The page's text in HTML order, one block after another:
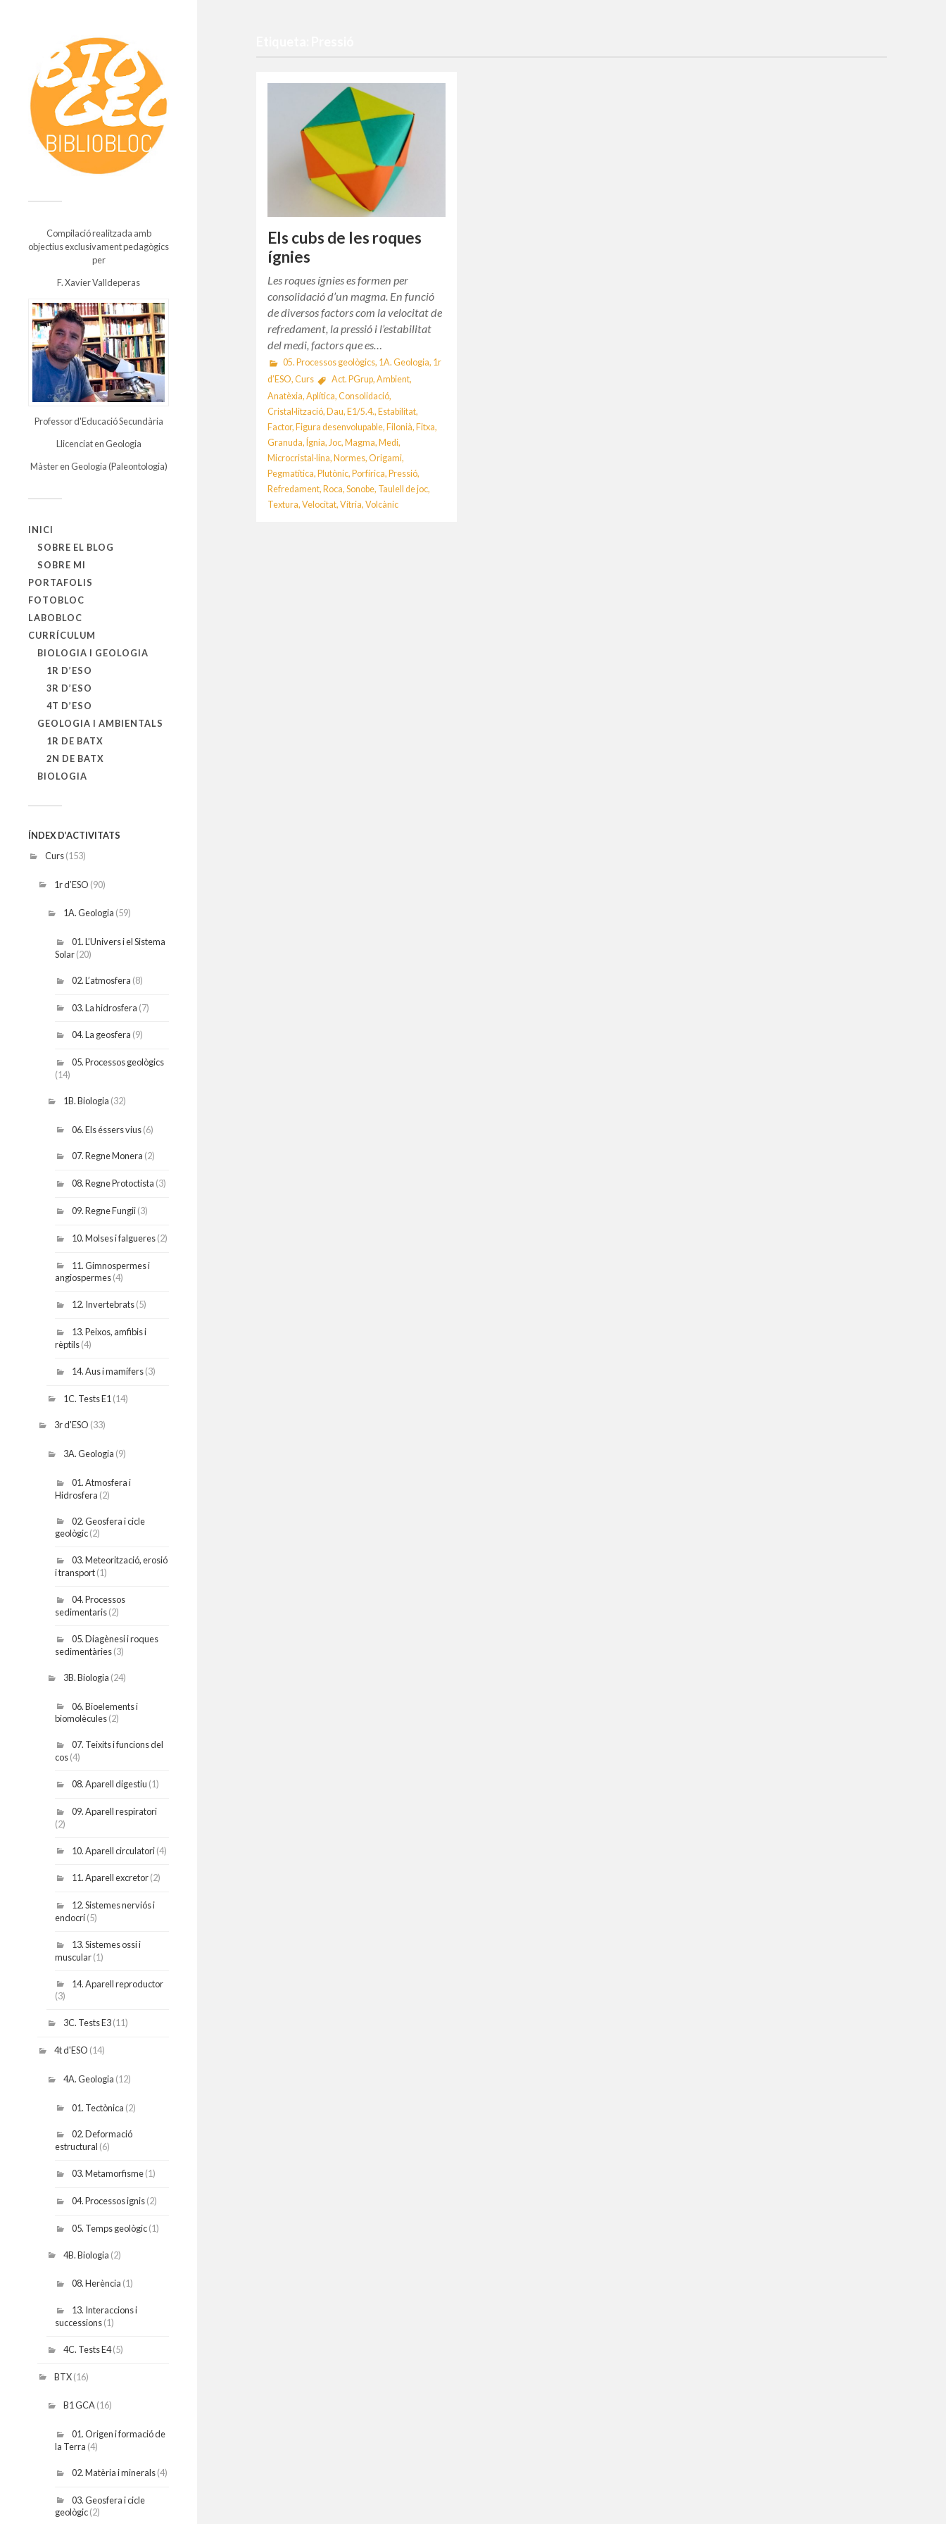
Compilació realitzada amb
objectius exclusivament pedagògics
per
F. Xavier Valldeperas
Professor d'Educació Secundària
Llicenciat en Geologia
Màster en Geologia (Paleontologia)
INICI
SOBRE EL BLOG
SOBRE MI
PORTAFOLIS
FOTOBLOC
LABOBLOC
CURRÍCULUM
BIOLOGIA I GEOLOGIA
1R D’ESO
3R D’ESO
4T D’ESO
GEOLOGIA I AMBIENTALS
1R DE BATX
2N DE BATX
BIOLOGIA
ÍNDEX D’ACTIVITATS
Curs(153)
1r d’ESO (90)
1A. Geologia (59)
01. L’Univers i el Sistema
Solar(20)
02. L’atmosfera (8)
03. La hidrosfera (7)
04. La geosfera (9)
05. Processos geològics
(14)
1B. Biologia (32)
06. Els éssers vius(6)
07. Regne Monera (2)
08. Regne Protoctista (3)
09. Regne Fungii(3)
10. Molses i falgueres(2)
11. Gimnospermes i
angiospermes(4)
12. Invertebrats(5)
13. Peixos, amfibis i
rèptils(4)
14. Aus i mamífers(3)
1C. Tests E1 (14)
3r d'ESO (33)
3A. Geologia (9)
01. Atmosfera i
Hidrosfera (2)
02. Geosfera i cicle
geològic(2)
03. Meteorització, erosió
i transport(1)
04. Processos
sedimentaris(2)
05. Diagènesi i roques
sedimentàries(3)
3B. Biologia (24)
06. Bioelements i
biomolècules(2)
07. Teixits i funcions del
cos(4)
08. Aparell digestiu (1)
09. Aparell respiratori
(2)
10. Aparell circulatori(4)
11. Aparell excretor(2)
12. Sistemes nerviós i
endocrí(5)
13. Sistemes ossi i
muscular(1)
14. Aparell reproductor
(3)
3C. Tests E3(11)
4t d'ESO (14)
4A. Geologia (12)
01. Tectònica (2)
02. Deformació
estructural (6)
03. Metamorfisme(1)
04. Processos ignis(2)
05. Temps geològic(1)
4B. Biologia (2)
08. Herència (1)
13. Interaccions i
successions(1)
4C. Tests E4(5)
BTX(16)
B1 GCA(16)
01. Origen i formació de
la Terra (4)
02. Matèria i minerals(4)
03. Geosfera i cicle
geològic(2)
Els cubs de les roques
ígnies
Les roques ígnies es formen per
consolidació d’un magma. En funció
de diversos factors com la velocitat de
refredament, la pressió i l’estabilitat
del medi, factors que es…
05. Processos geològics, 1A. Geologia, 1r
d’ESO,Curs Act. PGrup, Ambient,
Anatèxia,Aplítica,Consolidació,
Cristal·lització,Dau,E1/5.4.,Estabilitat,
Factor,Figura desenvolupable,Filonià,Fitxa,
Granuda, Ígnia, Joc,Magma,Medi,
Microcristal·lina,Normes,Origami,
Pegmatítica,Plutònic,Porfírica,Pressió,
Refredament,Roca,Sonobe, Taulell de joc,
Textura,Velocitat,Vítria,Volcànic